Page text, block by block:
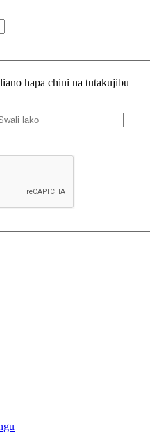
hapa chini na tutakujibu